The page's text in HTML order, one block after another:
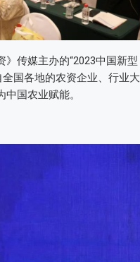
传媒主办的“2023中国新型
国各地的农资企业、行业大
国农业赋能。